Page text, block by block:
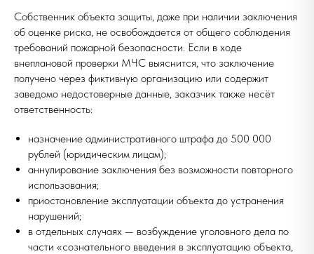
Собственник объекта защиты, даже при наличии заключения
об оценке риска, не освобождается от общего соблюдения
требований пожарной безопасности. Если в ходе
внеплановой проверки МЧС выяснится, что заключение
получено через фиктивную организацию или содержит
заведомо недостоверные данные, заказчик также несёт
ответственность:
назначение административного штрафа до 500 000
рублей (юридическим лицам);
аннулирование заключения без возможности повторного
использования;
приостановление эксплуатации объекта до устранения
нарушений;
в отдельных случаях — возбуждение уголовного дела по
части «сознательного введения в эксплуатацию объекта,